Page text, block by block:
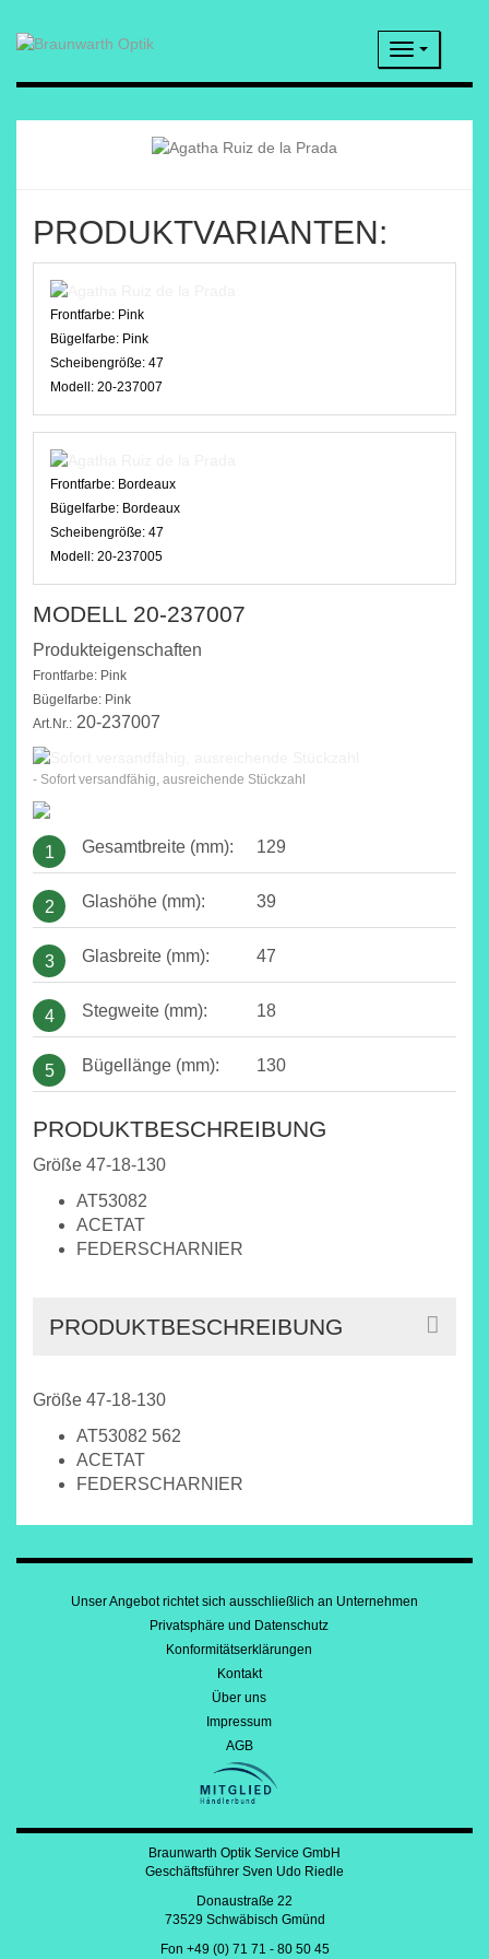
PRODUKTVARIANTEN:
Frontfarbe: Pink
Bügelfarbe: Pink
Scheibengröße: 47
Modell: 20-237007
Frontfarbe: Bordeaux
Bügelfarbe: Bordeaux
Scheibengröße: 47
Modell: 20-237005
MODELL 20-237007
Produkteigenschaften
Frontfarbe: Pink
Bügelfarbe: Pink
Art.Nr.: 20-237007
- Sofort versandfähig, ausreichende Stückzahl
1 Gesamtbreite (mm): 129
2 Glashöhe (mm): 39
3 Glasbreite (mm): 47
4 Stegweite (mm): 18
5 Bügellänge (mm): 130
PRODUKTBESCHREIBUNG
Größe 47-18-130
AT53082
ACETAT
FEDERSCHARNIER
PRODUKTBESCHREIBUNG
Größe 47-18-130
AT53082 562
ACETAT
FEDERSCHARNIER
Unser Angebot richtet sich ausschließlich an Unternehmen
Privatsphäre und Datenschutz
Konformitätserklärungen
Kontakt
Über uns
Impressum
AGB
Braunwarth Optik Service GmbH
Geschäftsführer Sven Udo Riedle
Donaustraße 22
73529 Schwäbisch Gmünd
Fon +49 (0) 71 71 - 80 50 45